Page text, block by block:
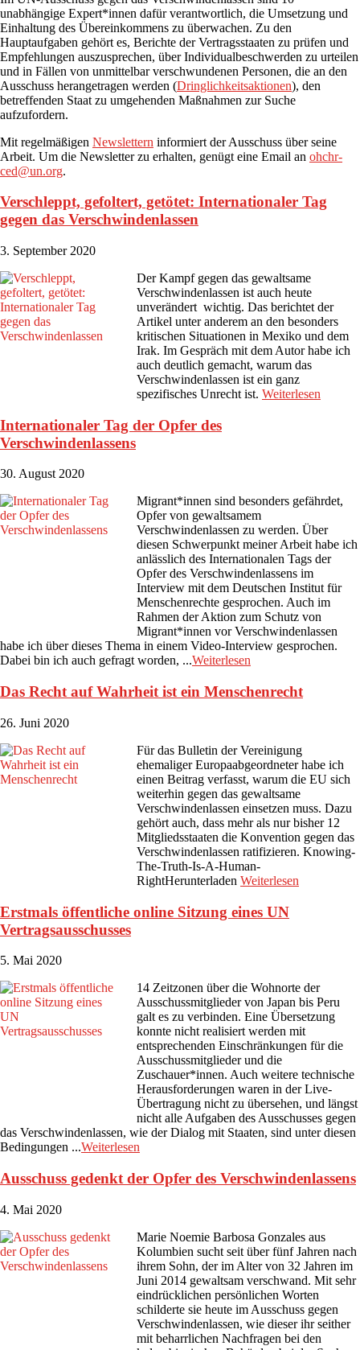
unabhängige Expert*innen dafür verantwortlich, die Umsetzung und
Einhaltung des Übereinkommens zu überwachen. Zu den
Hauptaufgaben gehört es, Berichte der Vertragsstaaten zu prüfen und
Empfehlungen auszusprechen, über Individualbeschwerden zu urteilen
und in Fällen von unmittelbar verschwundenen Personen, die an den
Ausschuss herangetragen werden (Dringlichkeitsaktionen), den
betreffenden Staat zu umgehenden Maßnahmen zur Suche
aufzufordern.
Mit regelmäßigen Newslettern informiert der Ausschuss über seine
Arbeit. Um die Newsletter zu erhalten, genügt eine Email an ohchr-
ced@un.org.
Verschleppt, gefoltert, getötet: Internationaler Tag
gegen das Verschwindenlassen
3. September 2020
Der Kampf gegen das gewaltsame
Verschwindenlassen ist auch heute
unverändert wichtig. Das berichtet der
Artikel unter anderem an den besonders
kritischen Situationen in Mexiko und dem
Irak. Im Gespräch mit dem Autor habe ich
auch deutlich gemacht, warum das
Verschwindenlassen ist ein ganz
spezifisches Unrecht ist. Weiterlesen
Internationaler Tag der Opfer des
Verschwindenlassens
30. August 2020
Migrant*innen sind besonders gefährdet,
Opfer von gewaltsamem
Verschwindenlassen zu werden. Über
diesen Schwerpunkt meiner Arbeit habe ich
anlässlich des Internationalen Tags der
Opfer des Verschwindenlassens im
Interview mit dem Deutschen Institut für
Menschenrechte gesprochen. Auch im
Rahmen der Aktion zum Schutz von
Migrant*innen vor Verschwindenlassen
habe ich über dieses Thema in einem Video-Interview gesprochen.
Dabei bin ich auch gefragt worden, ...Weiterlesen
Das Recht auf Wahrheit ist ein Menschenrecht
26. Juni 2020
Für das Bulletin der Vereinigung
ehemaliger Europaabgeordneter habe ich
einen Beitrag verfasst, warum die EU sich
weiterhin gegen das gewaltsame
Verschwindenlassen einsetzen muss. Dazu
gehört auch, dass mehr als nur bisher 12
Mitgliedsstaaten die Konvention gegen das
Verschwindenlassen ratifizieren. Knowing-
The-Truth-Is-A-Human-
RightHerunterladen Weiterlesen
Erstmals öffentliche online Sitzung eines UN
Vertragsausschusses
5. Mai 2020
14 Zeitzonen über die Wohnorte der
Ausschussmitglieder von Japan bis Peru
galt es zu verbinden. Eine Übersetzung
konnte nicht realisiert werden mit
entsprechenden Einschränkungen für die
Ausschussmitglieder und die
Zuschauer*innen. Auch weitere technische
Herausforderungen waren in der Live-
Übertragung nicht zu übersehen, und längst
nicht alle Aufgaben des Ausschusses gegen
das Verschwindenlassen, wie der Dialog mit Staaten, sind unter diesen
Bedingungen ...Weiterlesen
Ausschuss gedenkt der Opfer des Verschwindenlassens
4. Mai 2020
Marie Noemie Barbosa Gonzales aus
Kolumbien sucht seit über fünf Jahren nach
ihrem Sohn, der im Alter von 32 Jahren im
Juni 2014 gewaltsam verschwand. Mit sehr
eindrücklichen persönlichen Worten
schilderte sie heute im Ausschuss gegen
Verschwindenlassen, wie dieser ihr seither
mit beharrlichen Nachfragen bei den